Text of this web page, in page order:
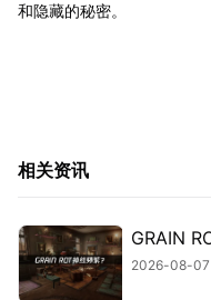
和隐藏的秘密。
相关资讯
GRAIN
2026-08-07